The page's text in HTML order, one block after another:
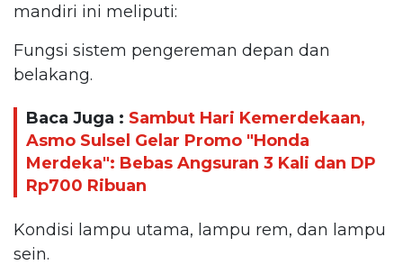
mandiri ini meliputi:
Fungsi sistem pengereman depan dan
belakang.
Baca Juga : Sambut Hari Kemerdekaan,
Asmo Sulsel Gelar Promo "Honda
Merdeka": Bebas Angsuran 3 Kali dan DP
Rp700 Ribuan
Kondisi lampu utama, lampu rem, dan lampu
sein.